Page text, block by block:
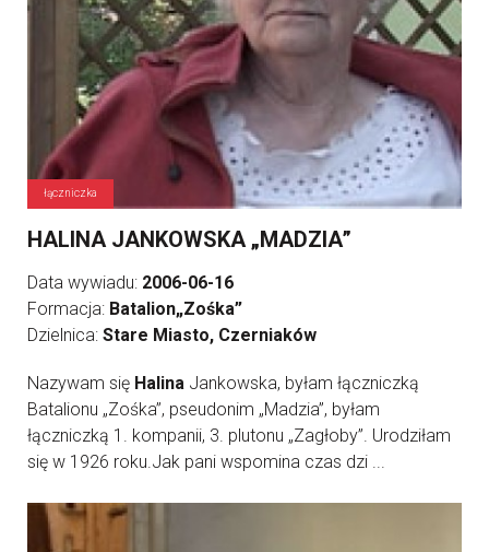
łączniczka
HALINA JANKOWSKA „MADZIA”
Data wywiadu: 2006-06-16
Formacja: Batalion„Zośka”
Dzielnica: Stare Miasto, Czerniaków
Nazywam się Halina Jankowska, byłam łączniczką
Batalionu „Zośka”, pseudonim „Madzia”, byłam
łączniczką 1. kompanii, 3. plutonu „Zagłoby”. Urodziłam
się w 1926 roku.Jak pani wspomina czas dzi ...